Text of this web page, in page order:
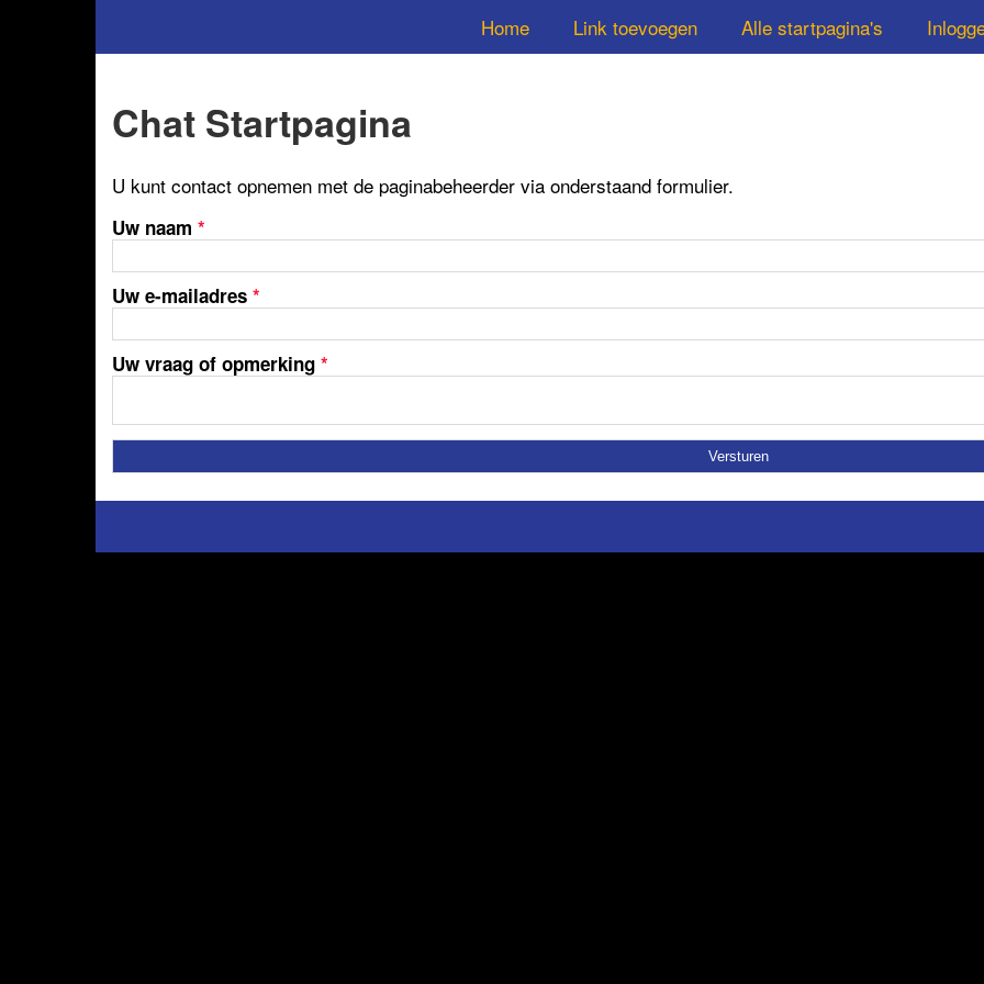
Home Link toevoegen Alle startpagina's
Chat Startpagina
U kunt contact opnemen met de paginabeheerder via onderstaand formulier.
Uw naam *
Uw e-mailadres *
Uw vraag of opmerking *